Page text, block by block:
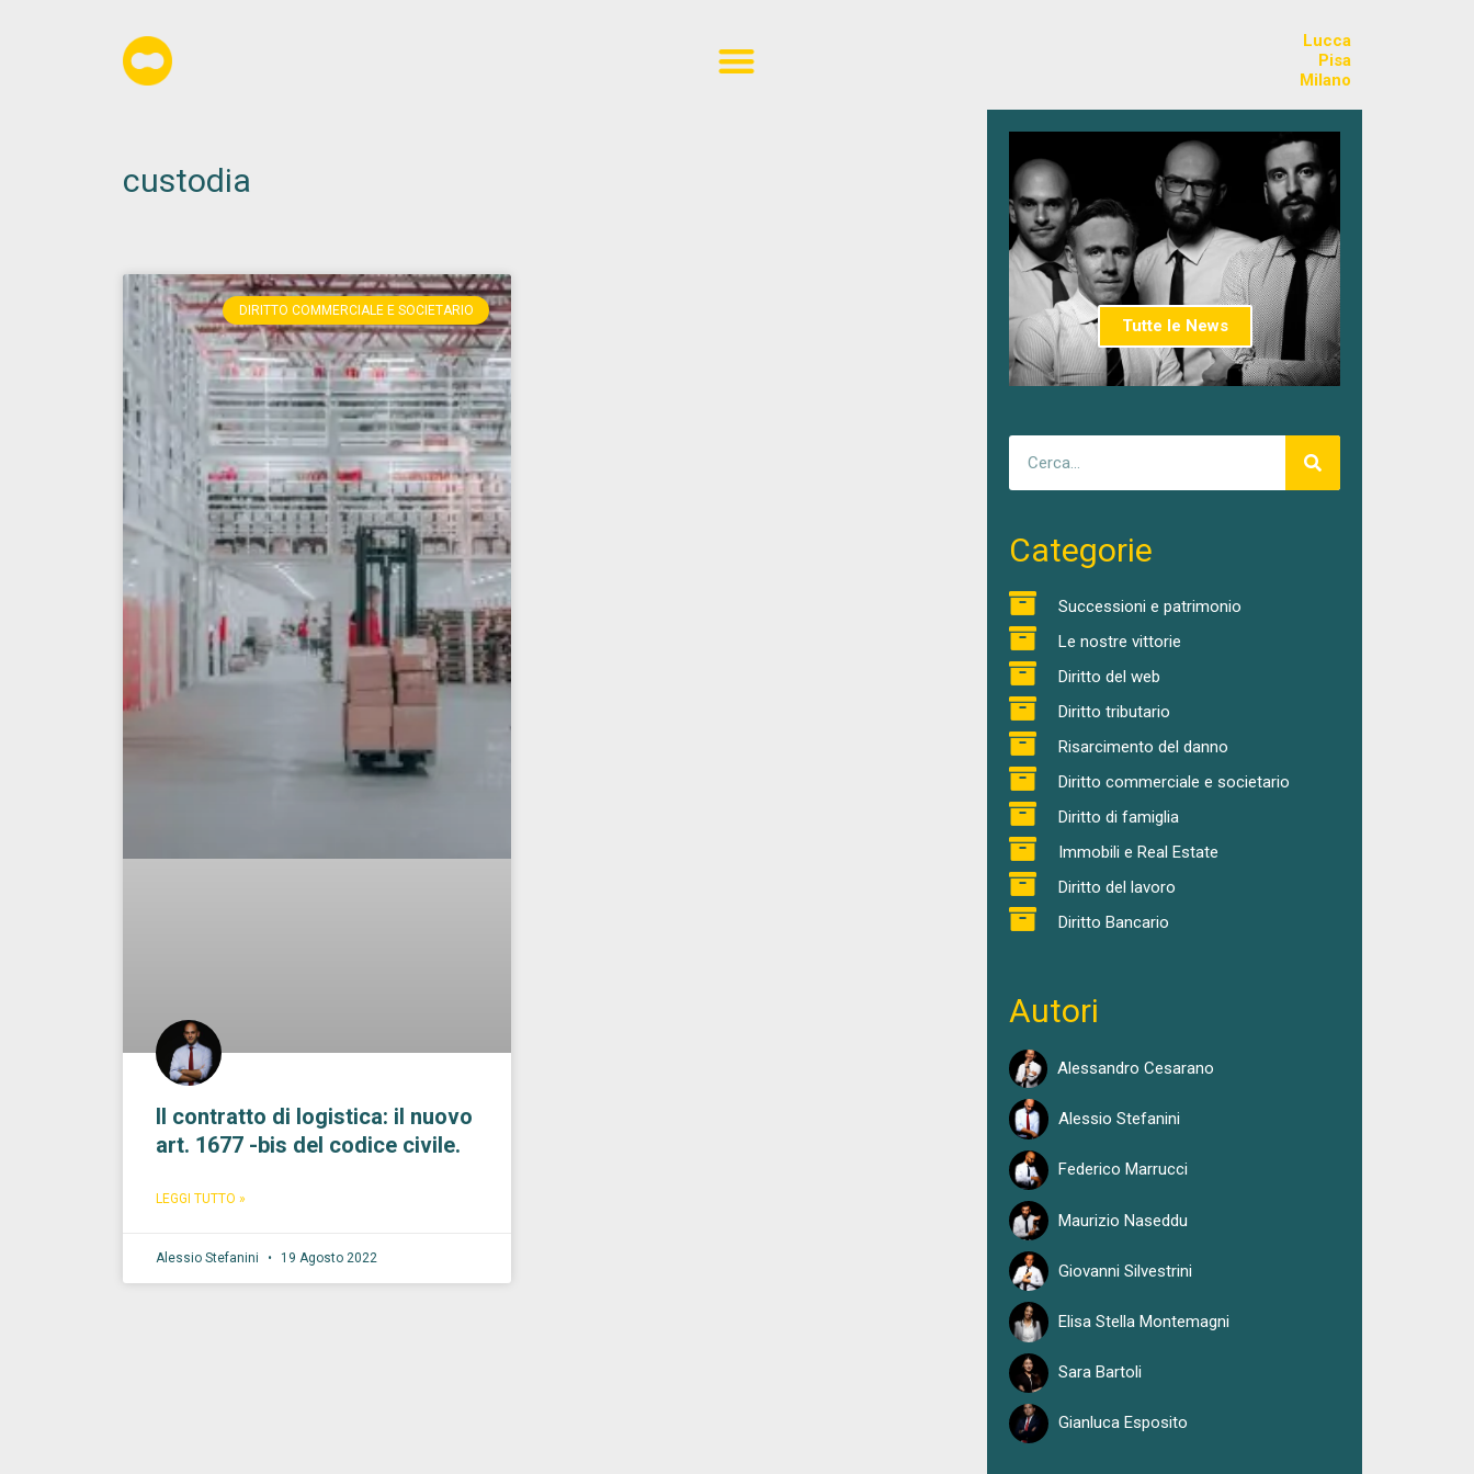
Lucca
Pisa
Milano
custodia
DIRITTO COMMERCIALE E SOCIETARIO
Il contratto di logistica: il nuovo
art. 1677 -bis del codice civile.
LEGGI TUTTO »
Alessio Stefanini 19 Agosto 2022
Tutte le News
Categorie
Successioni e patrimonio
Le nostre vittorie
Diritto del web
Diritto tributario
Risarcimento del danno
Diritto commerciale e societario
Diritto di famiglia
Immobili e Real Estate
Diritto del lavoro
Diritto Bancario
Autori
Alessandro Cesarano
Alessio Stefanini
Federico Marrucci
Maurizio Naseddu
Giovanni Silvestrini
Elisa Stella Montemagni
Sara Bartoli
Gianluca Esposito